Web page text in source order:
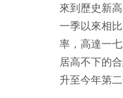
來到歷史新
一季以來相
率，高達一七
居高不下的
升至今年第